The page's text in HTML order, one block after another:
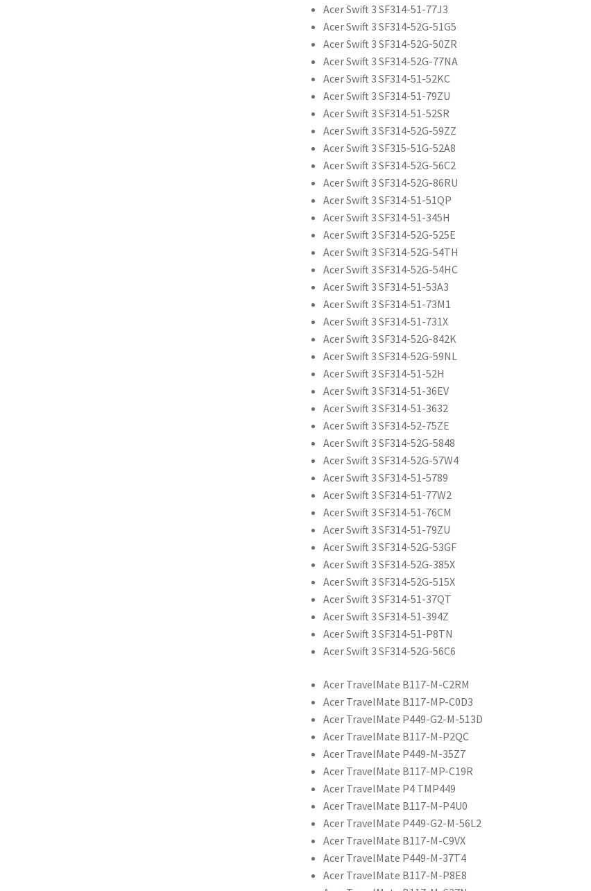
Acer Swift 3 SF314-51-77J3
Acer Swift 3 SF314-52G-51G5
Acer Swift 3 SF314-52G-50ZR
Acer Swift 3 SF314-52G-77NA
Acer Swift 3 SF314-51-52KC
Acer Swift 3 SF314-51-79ZU
Acer Swift 3 SF314-51-52SR
Acer Swift 3 SF314-52G-59ZZ
Acer Swift 3 SF315-51G-52A8
Acer Swift 3 SF314-52G-56C2
Acer Swift 3 SF314-52G-86RU
Acer Swift 3 SF314-51-51QP
Acer Swift 3 SF314-51-345H
Acer Swift 3 SF314-52G-525E
Acer Swift 3 SF314-52G-54TH
Acer Swift 3 SF314-52G-54HC
Acer Swift 3 SF314-51-53A3
Acer Swift 3 SF314-51-73M1
Acer Swift 3 SF314-51-731X
Acer Swift 3 SF314-52G-842K
Acer Swift 3 SF314-52G-59NL
Acer Swift 3 SF314-51-52H
Acer Swift 3 SF314-51-36EV
Acer Swift 3 SF314-51-3632
Acer Swift 3 SF314-52-75ZE
Acer Swift 3 SF314-52G-5848
Acer Swift 3 SF314-52G-57W4
Acer Swift 3 SF314-51-5789
Acer Swift 3 SF314-51-77W2
Acer Swift 3 SF314-51-76CM
Acer Swift 3 SF314-51-79ZU
Acer Swift 3 SF314-52G-53GF
Acer Swift 3 SF314-52G-385X
Acer Swift 3 SF314-52G-515X
Acer Swift 3 SF314-51-37QT
Acer Swift 3 SF314-51-394Z
Acer Swift 3 SF314-51-P8TN
Acer Swift 3 SF314-52G-56C6
Acer TravelMate B117-M-C2RM
Acer TravelMate B117-MP-C0D3
Acer TravelMate P449-G2-M-513D
Acer TravelMate B117-M-P2QC
Acer TravelMate P449-M-35Z7
Acer TravelMate B117-MP-C19R
Acer TravelMate P4 TMP449
Acer TravelMate B117-M-P4U0
Acer TravelMate P449-G2-M-56L2
Acer TravelMate B117-M-C9VX
Acer TravelMate P449-M-37T4
Acer TravelMate B117-M-P8E8